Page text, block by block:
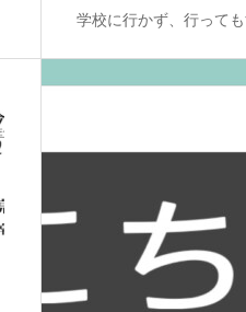
学校に行かず、行って